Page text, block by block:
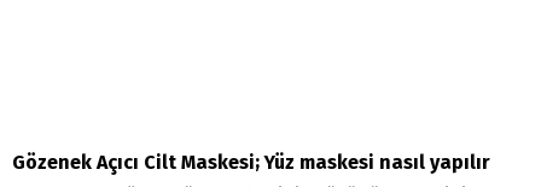
Gözenek Açıcı Cilt Maskesi; Yüz maskesi nasıl yapılır